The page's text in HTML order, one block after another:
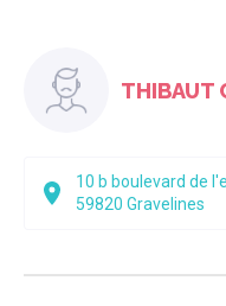
THIBAUT
10 b boulevard de
59820 Gravelines